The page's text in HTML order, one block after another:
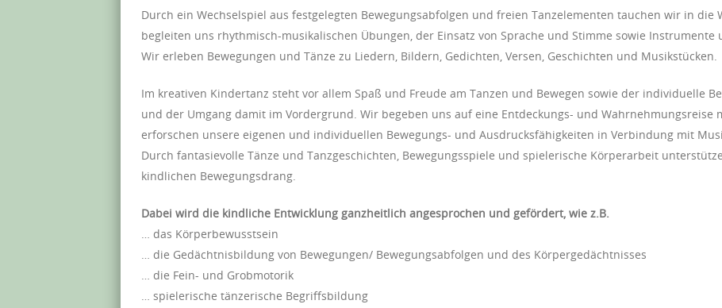
Durch ein Wechselspiel aus festgelegten Bewegungsabfolgen und freien Tanzelementen tauchen wir in die
begleiten uns rhythmisch-musikalischen Übungen, der Einsatz von Sprache und Stimme sowie
Wir erleben Bewegungen und Tänze zu Liedern, Bildern, Gedichten, Versen, Geschichten und Musikstücken.
Im kreativen Kindertanz steht vor allem Spaß und Freude am Tanzen und Bewegen sowie der individuelle
und der Umgang damit im Vordergrund. Wir begeben uns auf eine Entdeckungs- und Wahrnehmungsreise
erforschen unsere eigenen und individuellen Bewegungs- und Ausdrucksfähigkeiten in Verbindung mit
Durch fantasievolle Tänze und Tanzgeschichten, Bewegungsspiele und spielerische Körperarbeit
kindlichen Bewegungsdrang.
Dabei wird die kindliche Entwicklung ganzheitlich angesprochen und gefördert, wie z.B.
… das Körperbewusstsein
… die Gedächtnisbildung von Bewegungen/ Bewegungsabfolgen und des Körpergedächtnisses
… die Fein- und Grobmotorik
… spielerische tänzerische Begriffsbildung